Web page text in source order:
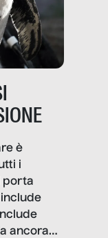
è
i
porta
ancora